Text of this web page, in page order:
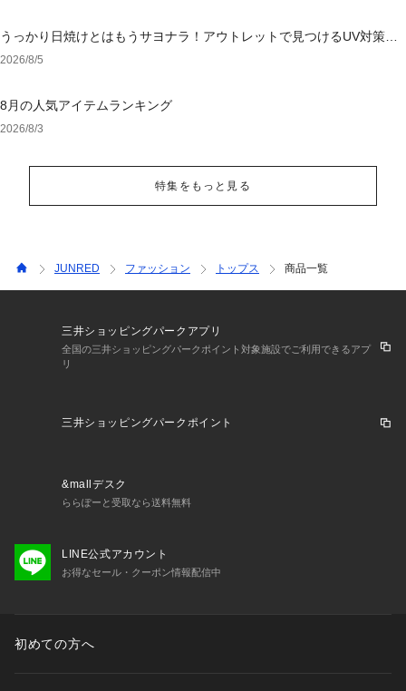
うっかり日焼けとはもうサヨナラ！アウトレットで見つけるUV対策ウ
ェア
2026/8/5
8月の人気アイテムランキング
2026/8/3
特集をもっと見る
JUNRED ファッション トップス 商品一覧
三井ショッピングパークアプリ
全国の三井ショッピングパークポイント対象施設でご利用できるアプ
リ
三井ショッピングパークポイント
&mallデスク
ららぽーと受取なら送料無料
LINE公式アカウント
お得なセール・クーポン情報配信中
初めての方へ